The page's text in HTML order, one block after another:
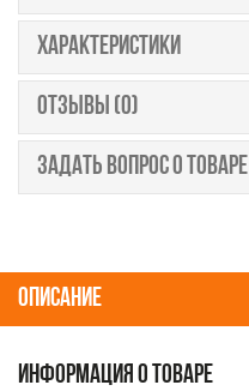
ХАРАКТЕРИСТИКИ
ОТЗЫВЫ (0)
ЗАДАТЬ ВОПРОС О ТОВАРЕ
ОПИСАНИЕ
ИНФОРМАЦИЯ О ТОВАРЕ